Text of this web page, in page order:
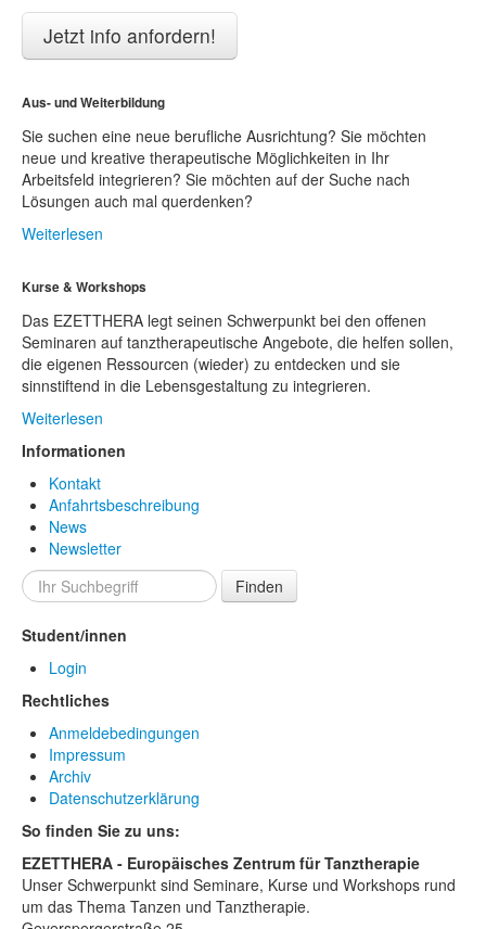
Jetzt info anfordern!
Aus- und Weiterbildung
Sie suchen eine neue berufliche Ausrichtung? Sie möchten
neue und kreative therapeutische Möglichkeiten in Ihr
Arbeitsfeld integrieren? Sie möchten auf der Suche nach
Lösungen auch mal querdenken?
Weiterlesen
Kurse & Workshops
Das EZETTHERA legt seinen Schwerpunkt bei den offenen
Seminaren auf tanztherapeutische Angebote, die helfen sollen,
die eigenen Ressourcen (wieder) zu entdecken und sie
sinnstiftend in die Lebensgestaltung zu integrieren.
Weiterlesen
Informationen
Kontakt
Anfahrtsbeschreibung
News
Newsletter
Finden
Student/innen
Login
Rechtliches
Anmeldebedingungen
Impressum
Archiv
Datenschutzerklärung
So finden Sie zu uns:
EZETTHERA - Europäisches Zentrum für Tanztherapie
Unser Schwerpunkt sind Seminare, Kurse und Workshops rund
um das Thema Tanzen und Tanztherapie.